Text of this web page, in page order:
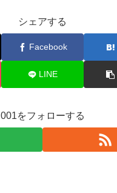
シェアする
Facebook
LINE
001をフォローする